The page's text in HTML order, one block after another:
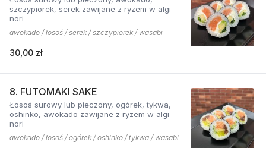
szczypiorek, serek zawijane z ryżem w algi
nori
awokado / łosoś / serek / szczypiorek / wasabi
30,00 zł
8. FUTOMAKI SAKE
Łosoś surowy lub pieczony, ogórek, tykwa,
oshinko, awokado zawijane z ryżem w algi
nori
awokado / łosoś / ogórek / oshinko / tykwa / wasabi